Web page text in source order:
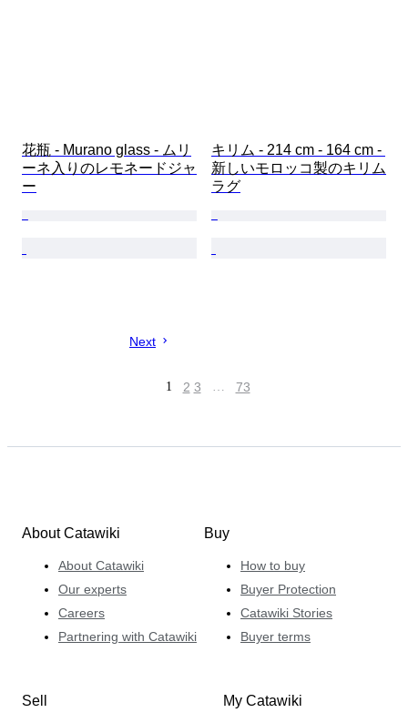
花瓶 - Murano glass - ムリ
ーネ入りのレモネードジャ
ー
キリム - 214 cm - 164 cm -
新しいモロッコ製のキリム
ラグ
Next
1 2 3 … 73
About Catawiki
About Catawiki
Our experts
Careers
Partnering with Catawiki
Buy
How to buy
Buyer Protection
Catawiki Stories
Buyer terms
Sell My Catawiki